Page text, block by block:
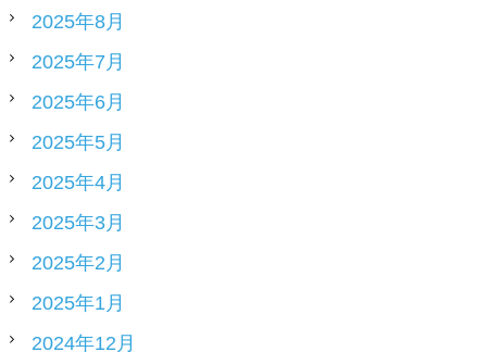
2025年8月
2025年7月
2025年6月
2025年5月
2025年4月
2025年3月
2025年2月
2025年1月
2024年12月